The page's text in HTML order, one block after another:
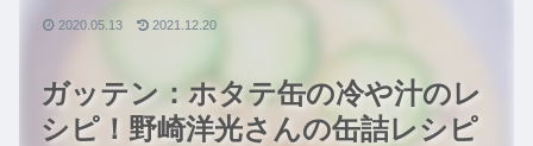
ガッテン：ホタテ缶の冷や汁のレ
シピ！野崎洋光さんの缶詰レシピ
2020.05.13 2021.12.20